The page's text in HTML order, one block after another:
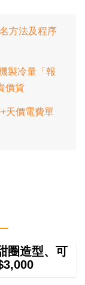
方法及程序
製冷量「報
價貨
天價電費單
圈造型、可